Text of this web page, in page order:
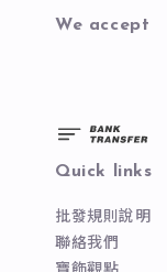
We accept
Quick links
批發規則說明
聯絡我們